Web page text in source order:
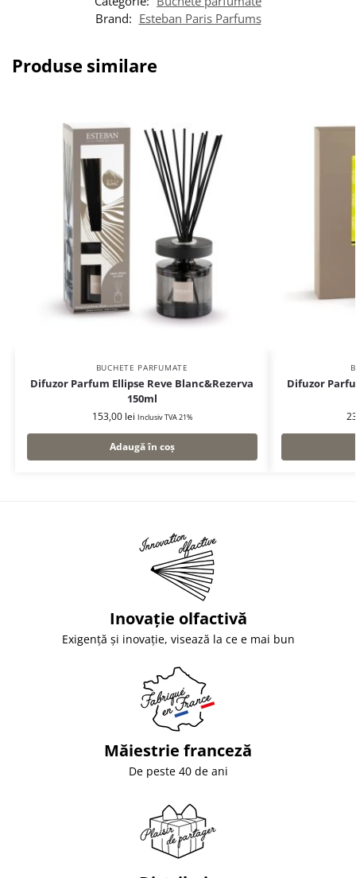
Brand: Esteban Paris Parfums
Produse similare
BUCHETE PARFUMATE
Difuzor Parfum Ellipse Reve Blanc&Rezerva
150ml
153,00 lei Inclusiv TVA 21%
Adaugă în coș
Difuzor
Inovație olfactivă
Exigență și inovație, visează la ce e mai bun
Măiestrie franceză
De peste 40 de ani